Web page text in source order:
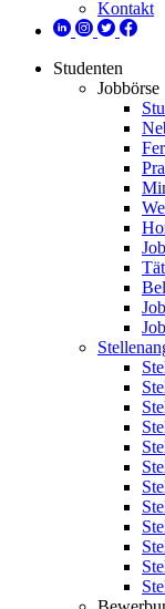
Kontakt
Studenten
Jobbörse